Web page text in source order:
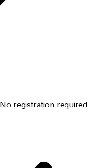
No registration required